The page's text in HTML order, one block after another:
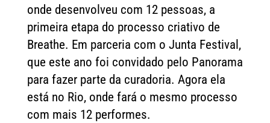
onde desenvolveu com 12 pessoas, a
primeira etapa do processo criativo de
Breathe. Em parceria com o Junta Festival,
que este ano foi convidado pelo Panorama
para fazer parte da curadoria. Agora ela
está no Rio, onde fará o mesmo processo
com mais 12 performes.